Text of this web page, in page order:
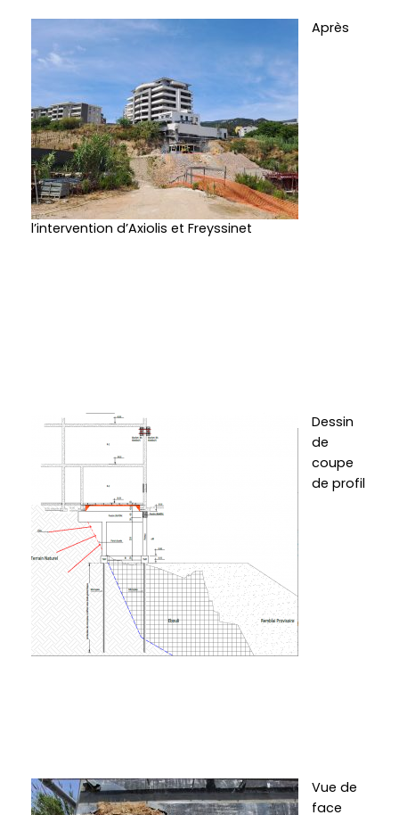
Après
l’intervention d’Axiolis et Freyssinet
Dessin
de
coupe
de profil
Vue de
face